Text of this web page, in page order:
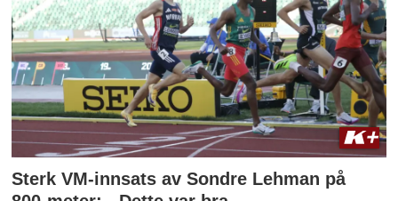
Sterk VM-innsats av Sondre Lehman på